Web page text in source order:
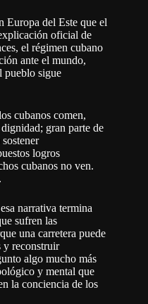
Europa del Este que el
oficial de
el régimen cubano
ante el mundo,
pueblo sigue
cubanos comen,
gran parte de
logros
cubanos no ven.
narrativa termina
sufren las
una carretera puede
y reconstruir
algo mucho más
y mental que
la conciencia de los